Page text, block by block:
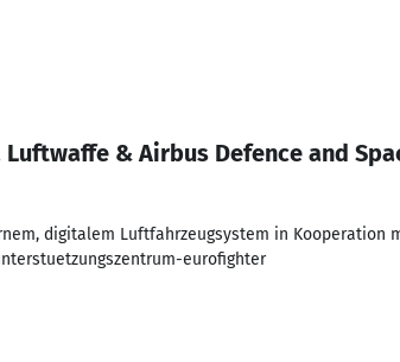
& Airbus Defence and
digitalem Luftfahrzeugsystem in Kooperation
eurofighter